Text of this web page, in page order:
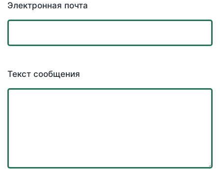
Электронная почта
Текст сообщения